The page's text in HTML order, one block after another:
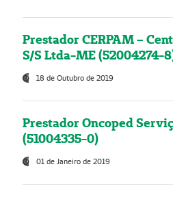
Prestador CERPAM –
S/S Ltda-ME (52004274-
18 de Outubro de 2019
Prestador Oncoped
(51004335-0)
01 de Janeiro de 2019